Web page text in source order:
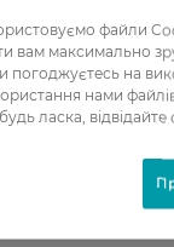
Красивий
до тіла.
ножках!
файли
вам максимально
погоджуєтесь на
нами
ласка, відвідайте